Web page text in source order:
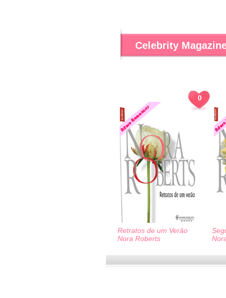
Celebrity
0
Retratos de um Verão
Nora Roberts